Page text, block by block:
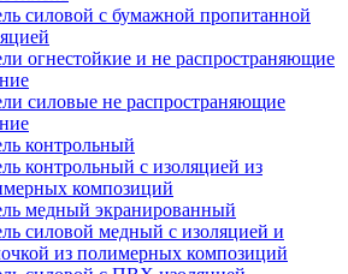
силовой с бумажной пропитанной
огнестойкие и не распространяющие
силовые не распространяющие
контрольный
контрольный с изоляцией из
композиций
медный экранированный
силовой медный с изоляцией и
из полимерных композиций